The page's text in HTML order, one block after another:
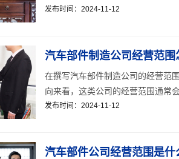
发布时间：2024-11-12
汽车部件制造公司经营范
在撰写汽车部件制造公司的经营范
向来看，这类公司的经营范围通常
发布时间：2024-11-12
汽车部件公司经营范围是